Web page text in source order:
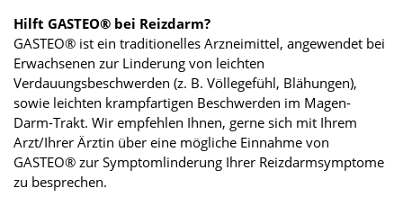
Hilft GASTEO® bei Reizdarm?
GASTEO® ist ein traditionelles Arzneimittel, angewendet bei
Erwachsenen zur Linderung von leichten
Verdauungsbeschwerden (z. B. Völlegefühl, Blähungen),
sowie leichten krampfartigen Beschwerden im Magen-
Darm-Trakt. Wir empfehlen Ihnen, gerne sich mit Ihrem
Arzt/Ihrer Ärztin über eine mögliche Einnahme von
GASTEO® zur Symptomlinderung Ihrer Reizdarmsymptome
zu besprechen.